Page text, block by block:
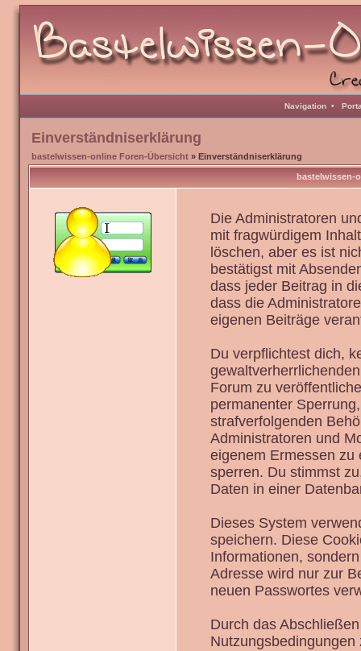
Navigation •
Einverständniserklärung
bastelwissen-online Foren-Übersicht » Einverständniserklärung
bastelwissen-
Die Administratoren
mit fragwürdigem
löschen, aber es ist
bestätigst mit
dass jeder Beitrag in
dass die
eigenen Beiträge
Du verpflichtest dich,
Forum zu
permanenter
strafverfolgenden
Administratoren und
eigenem Ermessen zu
sperren. Du stimmst
Daten in einer
Dieses System
speichern. Diese
Informationen,
Adresse wird nur zur
neuen Passwortes
Durch das
Nutzungsbedingungen